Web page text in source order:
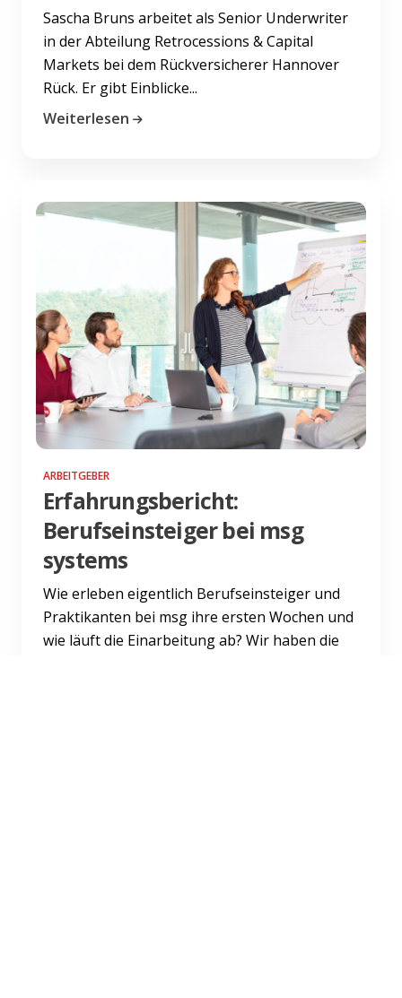
Sascha Bruns arbeitet als Senior Underwriter
in der Abteilung Retrocessions & Capital
Markets bei dem Rückversicherer Hannover
Rück. Er gibt Einblicke...
Weiterlesen
ARBEITGEBER
Erfahrungsbericht:
Berufseinsteiger bei msg
systems
Wie erleben eigentlich Berufseinsteiger und
Praktikanten bei msg ihre ersten Wochen und
wie läuft die Einarbeitung ab? Wir haben die